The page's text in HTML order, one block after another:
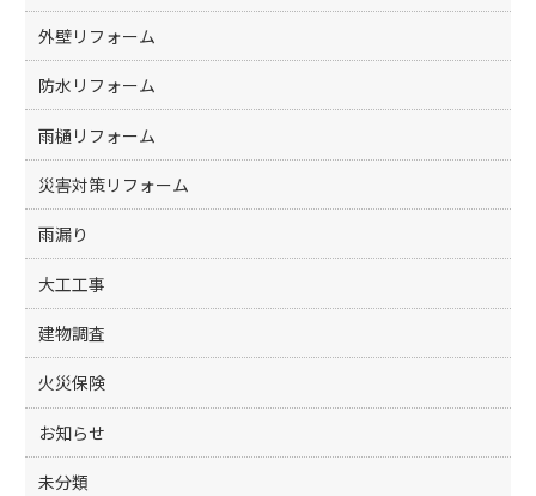
外壁リフォーム
防水リフォーム
雨樋リフォーム
災害対策リフォーム
雨漏り
大工工事
建物調査
火災保険
お知らせ
未分類